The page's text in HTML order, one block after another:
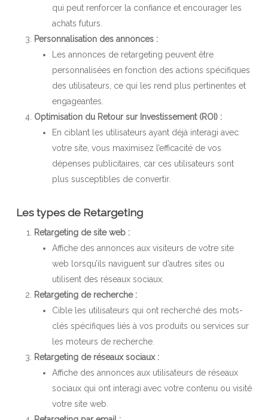
qui peut renforcer la confiance et encourager les
achats futurs.
Personnalisation des annonces :
Les annonces de retargeting peuvent être
personnalisées en fonction des actions spécifiques
des utilisateurs, ce qui les rend plus pertinentes et
engageantes.
Optimisation du Retour sur Investissement (ROI) :
En ciblant les utilisateurs ayant déjà interagi avec
votre site, vous maximisez l’efficacité de vos
dépenses publicitaires, car ces utilisateurs sont
plus susceptibles de convertir.
Les types de Retargeting
Retargeting de site web :
Affiche des annonces aux visiteurs de votre site
web lorsqu’ils naviguent sur d’autres sites ou
utilisent des réseaux sociaux.
Retargeting de recherche :
Cible les utilisateurs qui ont recherché des mots-
clés spécifiques liés à vos produits ou services sur
les moteurs de recherche.
Retargeting de réseaux sociaux :
Affiche des annonces aux utilisateurs de réseaux
sociaux qui ont interagi avec votre contenu ou visité
votre site web.